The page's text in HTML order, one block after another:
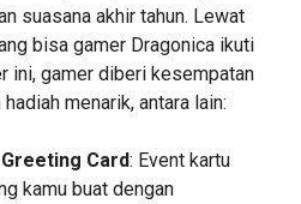
suasana akhir tahun. Lewat
bisa gamer Dragonica ikuti
ini, gamer diberi kesempatan
menarik, antara lain:
Card: Event kartu
kamu buat dengan